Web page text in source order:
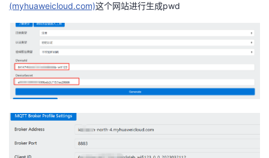
(myhuaweicloud.com)这个网站进行生成pwd